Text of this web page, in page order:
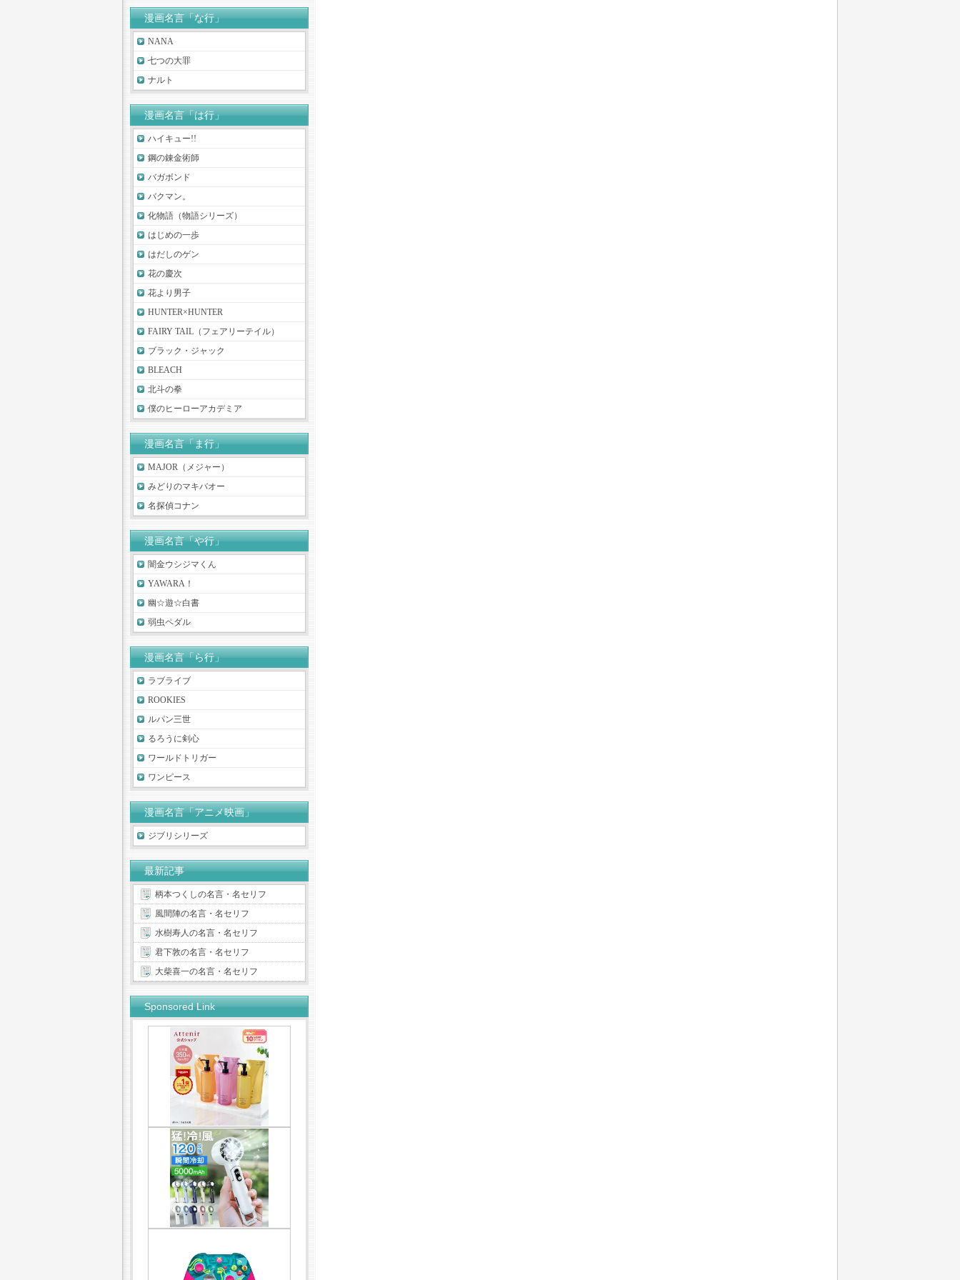
漫画名言「な行」
NANA
七つの大罪
ナルト
漫画名言「は行」
ハイキュー!!
鋼の錬金術師
バガボンド
バクマン。
化物語（物語シリーズ）
はじめの一歩
はだしのゲン
花の慶次
花より男子
HUNTER×HUNTER
FAIRY TAIL（フェアリーテイル）
ブラック・ジャック
BLEACH
北斗の拳
僕のヒーローアカデミア
漫画名言「ま行」
MAJOR（メジャー）
みどりのマキバオー
名探偵コナン
漫画名言「や行」
闇金ウシジマくん
YAWARA！
幽☆遊☆白書
弱虫ペダル
漫画名言「ら行」
ラブライブ
ROOKIES
ルパン三世
るろうに剣心
ワールドトリガー
ワンピース
漫画名言「アニメ映画」
ジブリシリーズ
最新記事
柄本つくしの名言・名セリフ
風間陣の名言・名セリフ
水樹寿人の名言・名セリフ
君下敦の名言・名セリフ
大柴喜一の名言・名セリフ
Sponsored Link